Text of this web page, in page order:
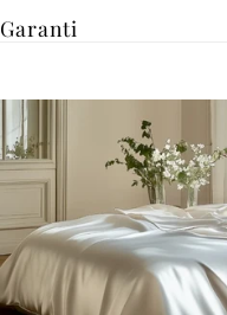
Garanti